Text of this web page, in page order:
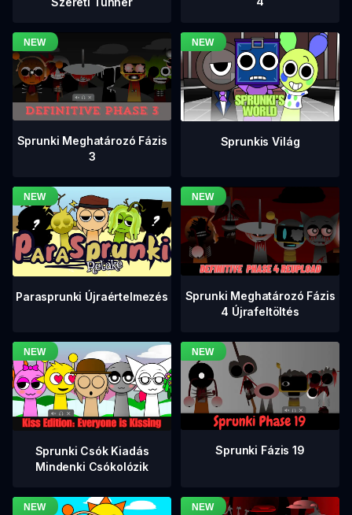
Sprunki Meghatározó Fázis
3
Sprunkis Világ
Parasprunki Újraértelmezés
Sprunki Meghatározó Fázis
4 Újrafeltöltés
Sprunki Csók Kiadás
Mindenki Csókolózik
Sprunki Fázis 19